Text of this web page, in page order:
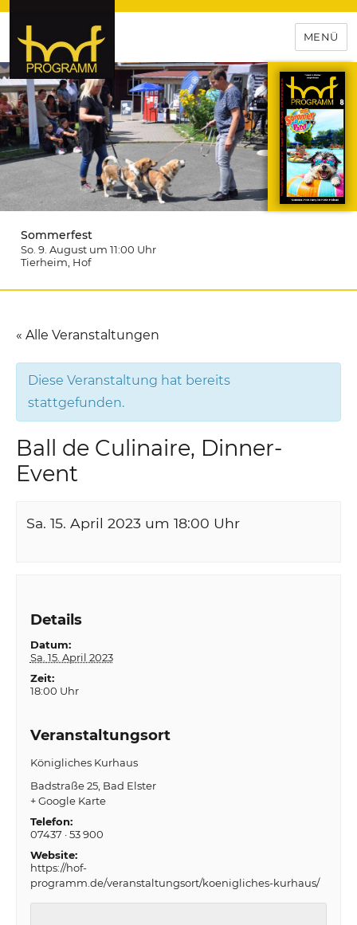
hof-programm – das
Veranstaltungsportal für
Hochfranken
MENÜ
Sommerfest
So. 9. August um 11:00 Uhr
Tierheim , Hof
« Alle Veranstaltungen
Diese Veranstaltung hat bereits
stattgefunden.
Ball de Culinaire, Dinner-
Event
Sa. 15. April 2023 um 18:00 Uhr
Details
Datum:
Sa. 15. April 2023
Zeit:
18:00 Uhr
Veranstaltungsort
Königliches Kurhaus
Badstraße 25 Bad Elster
+ Google Karte
Telefon:
07437 · 53 900
Website:
https://hof-
programm.de/veranstaltungsort/koenigliches-kurhaus/